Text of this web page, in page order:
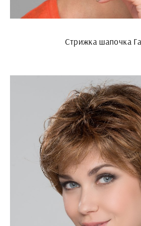
Стрижка шапочка